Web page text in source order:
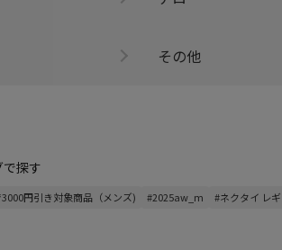
その他
探す
円引き対象商品（メンズ) #2025aw_m #ネクタイ レ